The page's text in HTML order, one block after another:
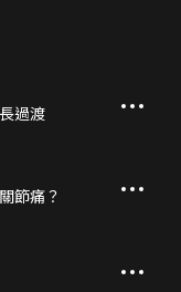
過渡
節痛？